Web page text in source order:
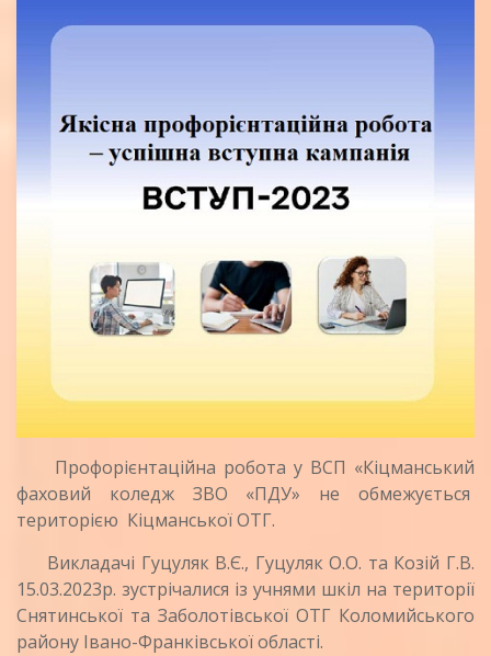
Профорієнтаційна робота у ВСП «Кіцманський
фаховий коледж ЗВО «ПДУ» не обмежується
територією Кіцманської ОТГ.
Викладачі Гуцуляк В.Є., Гуцуляк О.О. та Козій Г.В.
15.03.2023р. зустрічалися із учнями шкіл на території
Снятинської та Заболотівської ОТГ Коломийського
району Івано-Франківської області.